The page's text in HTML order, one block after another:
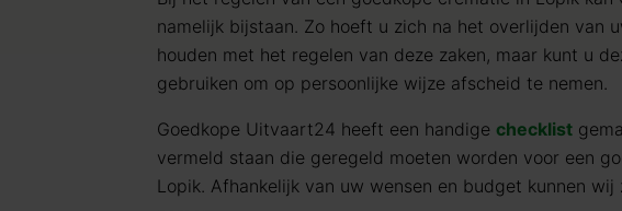
namelijk bijstaan. Zo hoeft u zich na het overlijden van
houden met het regelen van deze zaken, maar kunt u
gebruiken om op persoonlijke wijze afscheid te nemen.
Goedkope Uitvaart24 heeft een handige checklist
vermeld staan die geregeld moeten worden voor een
Lopik. Afhankelijk van uw wensen en budget kunnen wij